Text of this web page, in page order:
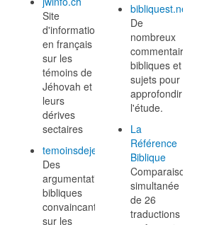
Site
d'information
en français
sur les
témoins de
Jéhovah et
leurs
dérives
sectaires
temoinsdejesus.fr
Des
argumentations
bibliques
convaincantes
sur les
bibliquest.net
De
nombreux
commentaires
bibliques et
sujets pour
approfondir
l'étude.
La
Référence
Biblique
Comparaison
simultanée
de 26
traductions